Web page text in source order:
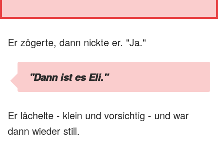
Er zögerte, dann nickte er. "Ja."
"Dann ist es Eli."
Er lächelte - klein und vorsichtig - und war
dann wieder still.